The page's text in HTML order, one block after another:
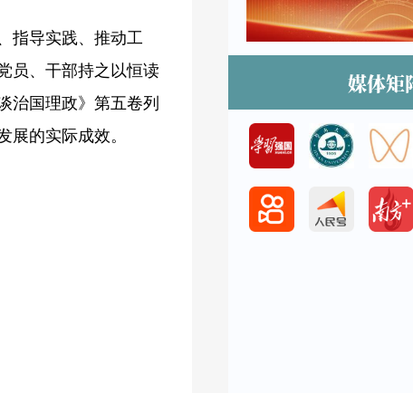
指导实践、推动工
员、干部持之以恒读
治国理政》第五卷列
的实际成效。
媒体矩